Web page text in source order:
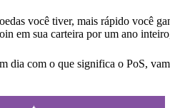
você tiver, mais rápido você
em sua carteira por um ano
dia com o que significa o PoS,